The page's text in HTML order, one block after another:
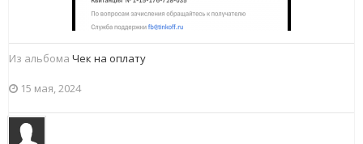
Из альбома Чек на оплату
15 мая, 2024